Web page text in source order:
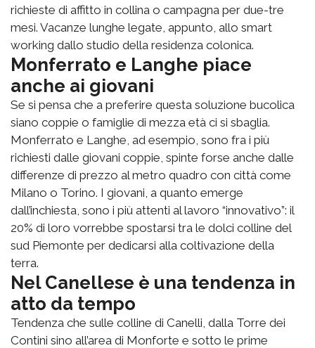
richieste di affitto in collina o campagna per due-tre
mesi. Vacanze lunghe legate, appunto, allo smart
working dallo studio della residenza colonica.
Monferrato e Langhe piace
anche ai giovani
Se si pensa che a preferire questa soluzione bucolica
siano coppie o famiglie di mezza età ci si sbaglia.
Monferrato e Langhe, ad esempio, sono fra i più
richiesti dalle giovani coppie, spinte forse anche dalle
differenze di prezzo al metro quadro con città come
Milano o Torino. I giovani, a quanto emerge
dall’inchiesta, sono i più attenti al lavoro “innovativo”: il
20% di loro vorrebbe spostarsi tra le dolci colline del
sud Piemonte per dedicarsi alla coltivazione della
terra.
Nel Canellese è una tendenza in
atto da tempo
Tendenza che sulle colline di Canelli, dalla Torre dei
Contini sino all’area di Monforte e sotto le prime